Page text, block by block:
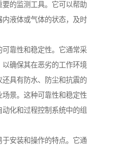
的监测工具。它可以帮助
液体或气体的状态，及时
靠性和稳定性。它通常采
确保其在恶劣的工作环境
还具有防水、防尘和抗震的
景。这种可靠性和稳定性
化和过程控制系统中的组
安装和操作的特点。它通